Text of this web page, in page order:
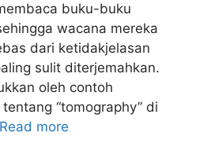
buku-buku
wacana mereka
dari ketidakjelasan
sulit diterjemahkan.
oleh contoh
“tomography” di
Read more